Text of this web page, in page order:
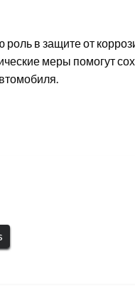
в защите от
меры помогут